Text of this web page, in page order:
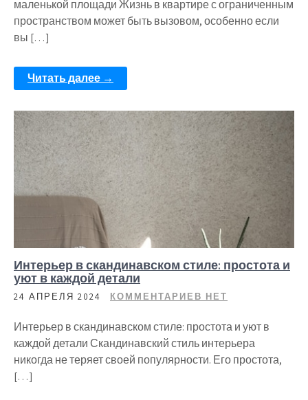
маленькой площади Жизнь в квартире с ограниченным
пространством может быть вызовом, особенно если
вы […]
Читать далее →
Интерьер в скандинавском стиле: простота и
уют в каждой детали
24 АПРЕЛЯ 2024 КОММЕНТАРИЕВ НЕТ
Интерьер в скандинавском стиле: простота и уют в
каждой детали Скандинавский стиль интерьера
никогда не теряет своей популярности. Его простота,
[…]